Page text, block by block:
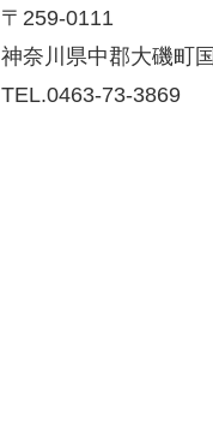
〒259-0111
神奈川県中郡大磯町
TEL.0463-73-3869